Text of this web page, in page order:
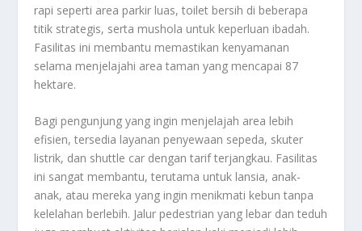
rapi seperti area parkir luas, toilet bersih di beberapa
titik strategis, serta mushola untuk keperluan ibadah.
Fasilitas ini membantu memastikan kenyamanan
selama menjelajahi area taman yang mencapai 87
hektare.
Bagi pengunjung yang ingin menjelajah area lebih
efisien, tersedia layanan penyewaan sepeda, skuter
listrik, dan shuttle car dengan tarif terjangkau. Fasilitas
ini sangat membantu, terutama untuk lansia, anak-
anak, atau mereka yang ingin menikmati kebun tanpa
kelelahan berlebih. Jalur pedestrian yang lebar dan teduh